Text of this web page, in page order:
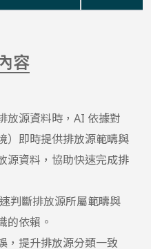
容
放源資料時，AI 依據對
）即時提供排放源範疇與
源資料，協助快速完成排
判斷排放源所屬範疇與
的依賴。
，提升排放源分類一致